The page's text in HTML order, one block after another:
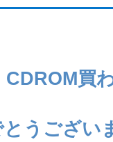
買
うござい